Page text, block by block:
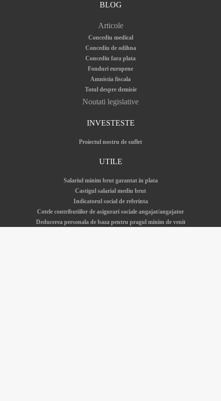
BLOG
Articole
Concediu medical
Concediu de odihna
Concediu fara plata
Fonduri europene
Amnistia fiscala
Totul despre demisie
Noutati legislative
INVESTESTE
Proiectul nostru de suflet
UTILE
Salariul minim brut garantat in plata
Castigul salarial mediu brut
Indicatorul social de referinta
Cotele contributiilor de asigurari sociale angajat/angajator
Deducerea personala de baza pentru pragul minim de venit